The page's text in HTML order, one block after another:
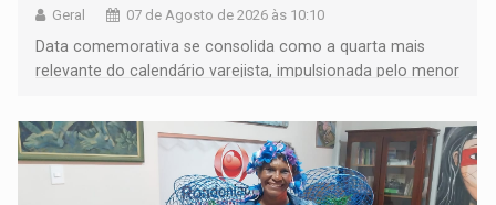
Geral 07 de Agosto de 2026 às 10:10
Data comemorativa se consolida como a quarta mais
relevante do calendário varejista, impulsionada pelo menor
média do trabalhador